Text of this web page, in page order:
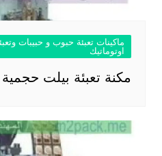
ماكينات تعبئة حبوب و حبيبات
اوتوماتيك
مكنة تعبئة بيلت حجمية